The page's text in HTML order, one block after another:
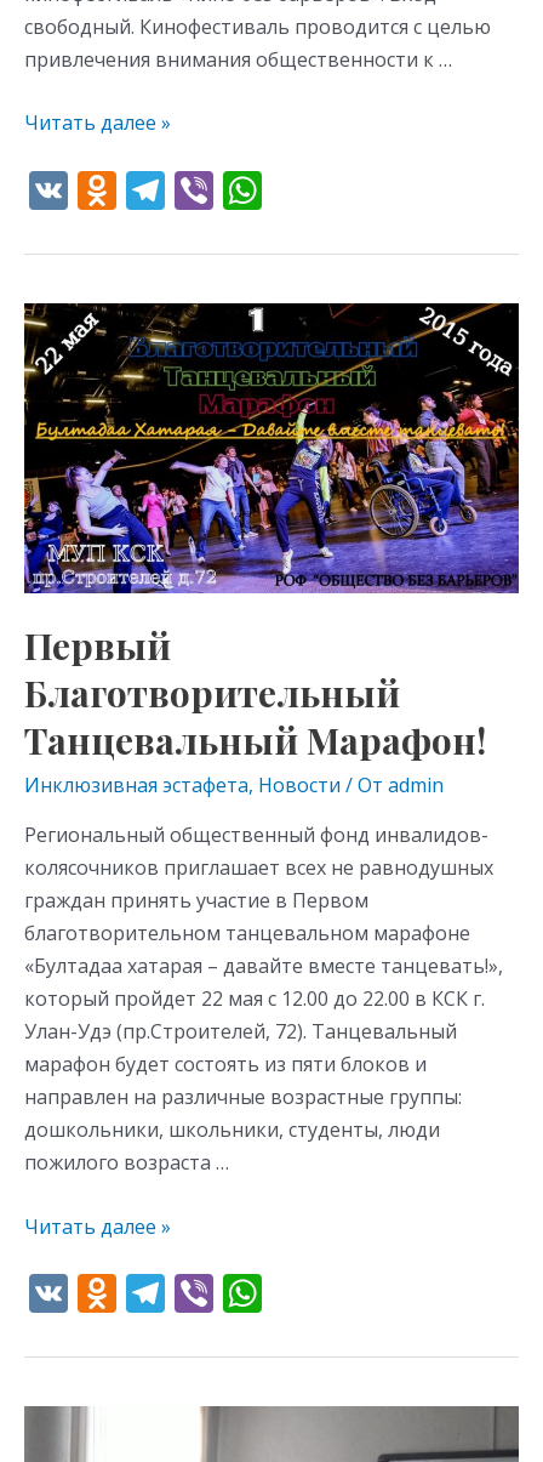
свободный. Кинофестиваль проводится с целью
привлечения внимания общественности к …
Читать далее »
V O
n
o
kl
as
s
ni
ki
T
e
gr
a
m
Vi
er at
s
A
p
p
Первый
Благотворительный
Танцевальный Марафон!
Инклюзивная эстафета, Новости / От admin
Региональный общественный фонд инвалидов-
колясочников приглашает всех не равнодушных
граждан принять участие в Первом
благотворительном танцевальном марафоне
«Бултадаа хатарая – давайте вместе танцевать!»,
который пройдет 22 мая с 12.00 до 22.00 в КСК г.
Улан-Удэ (пр.Строителей, 72). Танцевальный
марафон будет состоять из пяти блоков и
направлен на различные возрастные группы:
дошкольники, школьники, студенты, люди
пожилого возраста …
Первый
Благотворительный
Танцевальный
Марафон!
Читать далее »
V O
n
T
e
gr
Vi
er at
s